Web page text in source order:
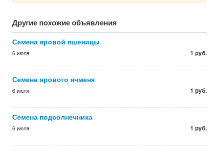
Другие похожие объявления
Семена яровой пшеницы
6 июля 1 руб.
Семена ярового ячменя
6 июля 1 руб.
Семена подсолнечника
6 июля 1 руб.